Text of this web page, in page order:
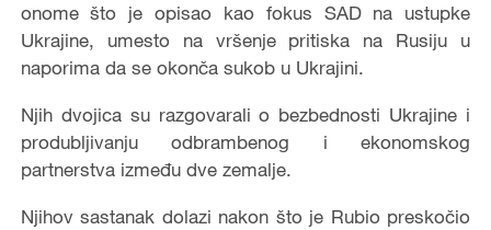
onome što je opisao kao fokus SAD na ustupke
Ukrajine, umesto na vršenje pritiska na Rusiju u
naporima da se okonča sukob u Ukrajini.
Njih dvojica su razgovarali o bezbednosti Ukrajine i
produbljivanju odbrambenog i ekonomskog
partnerstva između dve zemalje.
Njihov sastanak dolazi nakon što je Rubio preskočio